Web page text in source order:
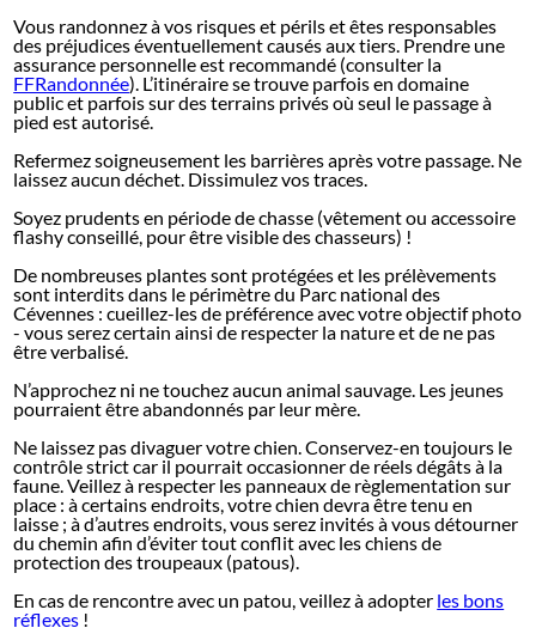
Vous randonnez à vos risques et périls et êtes responsables
des préjudices éventuellement causés aux tiers. Prendre une
assurance personnelle est recommandé (consulter la
FFRandonnée). L’itinéraire se trouve parfois en domaine
public et parfois sur des terrains privés où seul le passage à
pied est autorisé.
Refermez soigneusement les barrières après votre passage. Ne
laissez aucun déchet. Dissimulez vos traces.
Soyez prudents en période de chasse (vêtement ou accessoire
flashy conseillé, pour être visible des chasseurs) !
De nombreuses plantes sont protégées et les prélèvements
sont interdits dans le périmètre du Parc national des
Cévennes : cueillez-les de préférence avec votre objectif photo
- vous serez certain ainsi de respecter la nature et de ne pas
être verbalisé.
N’approchez ni ne touchez aucun animal sauvage. Les jeunes
pourraient être abandonnés par leur mère.
Ne laissez pas divaguer votre chien. Conservez-en toujours le
contrôle strict car il pourrait occasionner de réels dégâts à la
faune. Veillez à respecter les panneaux de règlementation sur
place : à certains endroits, votre chien devra être tenu en
laisse ; à d’autres endroits, vous serez invités à vous détourner
du chemin afin d’éviter tout conflit avec les chiens de
protection des troupeaux (patous).
En cas de rencontre avec un patou, veillez à adopter les bons
réflexes !